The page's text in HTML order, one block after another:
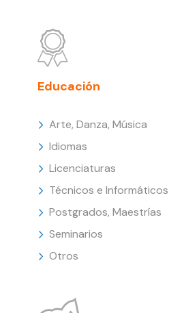
Educación
Arte, Danza, Música
Idiomas
Licenciaturas
Técnicos e Informáticos
Postgrados, Maestrías
Seminarios
Otros